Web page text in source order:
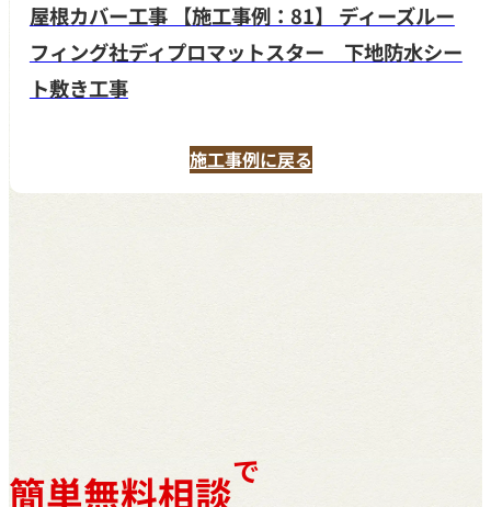
屋根カバー工事 【施工事例：81】 ディーズルー
フィング社ディプロマットスター 下地防水シー
ト敷き工事
施工事例に戻る
簡単無料相談で